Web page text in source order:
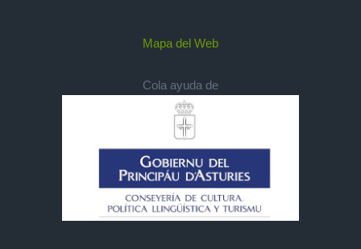
Mapa del Web
Cola ayuda de